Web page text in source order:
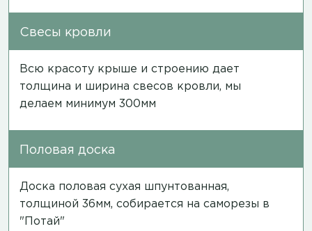
Свесы кровли
Всю красоту крыше и строению дает
толщина и ширина свесов кровли, мы
делаем минимум 300мм
Половая доска
Доска половая сухая шпунтованная,
толщиной 36мм, собирается на саморезы в
"Потай"